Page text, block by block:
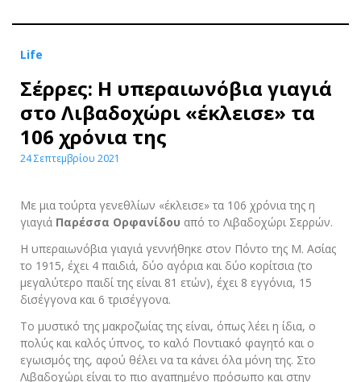
Life
Σέρρες: Η υπεραιωνόβια γιαγιά
στο Λιβαδοχώρι «έκλεισε» τα
106 χρόνια της
24 Σεπτεμβρίου 2021
Με μια τούρτα γενεθλίων «έκλεισε» τα 106 χρόνια της η
γιαγιά Παρέσσα Ορφανίδου από το Λιβαδοχώρι Σερρών.
Η υπεραιωνόβια γιαγιά γεννήθηκε στον Πόντο της Μ. Ασίας
το 1915, έχει 4 παιδιά, δύο αγόρια και δύο κορίτσια (το
μεγαλύτερο παιδί της είναι 81 ετών), έχει 8 εγγόνια, 15
δισέγγονα και 6 τρισέγγονα.
Το μυστικό της μακροζωίας της είναι, όπως λέει η ίδια, ο
πολύς και καλός ύπνος, το καλό Ποντιακό φαγητό και ο
εγωισμός της, αφού θέλει να τα κάνει όλα μόνη της. Στο
Λιβαδοχώρι είναι το πιο αγαπημένο πρόσωπο και στην